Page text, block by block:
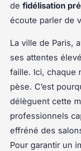
de fidélisation
écoute parler de
La ville de Paris,
ses attentes
faille. Ici, chaque
pèse. C’est
délèguent cette
professionnels
effréné des
Pour garantir un